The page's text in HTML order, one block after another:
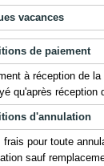
vacances
de paiement
à réception de
qu'après réception
d'annulation
frais pour toute
sauf